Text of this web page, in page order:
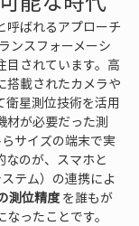
呼ばれるアプローチ
ンスフォーメーシ
目されています。高
搭載されたカメラや
星測位技術を活用
材が必要だった測
サイズの端末で実
なのが、スマホと
テム）の連携によ
測位精度 を誰もが
ったことです。